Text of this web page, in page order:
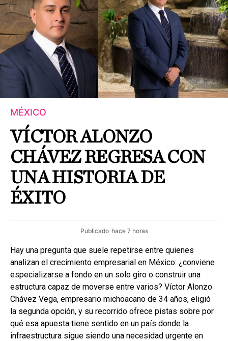
MÉXICO
VÍCTOR ALONZO
CHÁVEZ REGRESA CON
UNA HISTORIA DE
ÉXITO
Publicado hace 7 horas
Hay una pregunta que suele repetirse entre quienes
analizan el crecimiento empresarial en México: ¿conviene
especializarse a fondo en un solo giro o construir una
estructura capaz de moverse entre varios? Víctor Alonzo
Chávez Vega, empresario michoacano de 34 años, eligió
la segunda opción, y su recorrido ofrece pistas sobre por
qué esa apuesta tiene sentido en un país donde la
infraestructura sigue siendo una necesidad urgente en